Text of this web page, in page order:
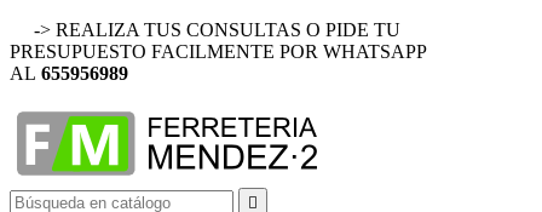
-> REALIZA TUS CONSULTAS O PIDE TU
PRESUPUESTO FACILMENTE POR WHATSAPP
AL 655956989
